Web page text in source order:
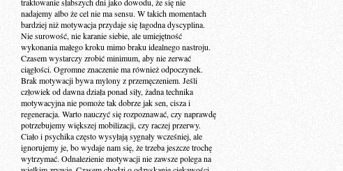
nadajemy albo że cel nie ma sensu. W takich momentach
bardziej niż motywacja przydaje się łagodna dyscyplina.
Nie surowość, nie karanie siebie, ale umiejętność
wykonania małego kroku mimo braku idealnego nastroju.
Czasem wystarczy zrobić minimum, aby nie zerwać
ciągłości. Ogromne znaczenie ma również odpoczynek.
Brak motywacji bywa mylony z przemęczeniem. Jeśli
człowiek od dawna działa ponad siły, żadna technika
motywacyjna nie pomoże tak dobrze jak sen, cisza i
regeneracja. Warto nauczyć się rozpoznawać, czy naprawdę
potrzebujemy większej mobilizacji, czy raczej przerwy.
Ciało i psychika często wysyłają sygnały wcześniej, ale
ignorujemy je, bo wydaje nam się, że trzeba jeszcze trochę
wytrzymać. Odnalezienie motywacji nie zawsze polega na